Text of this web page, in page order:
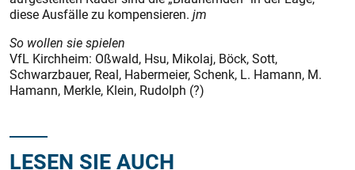
diese Ausfälle zu kompensieren. jm
So wollen sie spielen
VfL Kirchheim: Oßwald, Hsu, Mikolaj, Böck, Sott,
Schwarzbauer, Real, Habermeier, Schenk, L. Hamann, M.
Hamann, Merkle, Klein, Rudolph (?)
LESEN SIE AUCH